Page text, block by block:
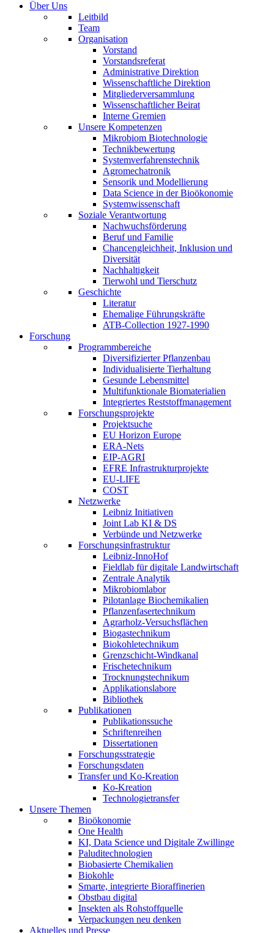
Über Uns
Leitbild
Team
Organisation
Vorstand
Vorstandsreferat
Administrative Direktion
Wissenschaftliche Direktion
Mitgliederversammlung
Wissenschaftlicher Beirat
Interne Gremien
Unsere Kompetenzen
Mikrobiom Biotechnologie
Technikbewertung
Systemverfahrenstechnik
Agromechatronik
Sensorik und Modellierung
Data Science in der Bioökonomie
Systemwissenschaft
Soziale Verantwortung
Nachwuchsförderung
Beruf und Familie
Chancengleichheit, Inklusion und
Diversität
Nachhaltigkeit
Tierwohl und Tierschutz
Geschichte
Literatur
Ehemalige Führungskräfte
ATB-Collection 1927-1990
Forschung
Programmbereiche
Diversifizierter Pflanzenbau
Individualisierte Tierhaltung
Gesunde Lebensmittel
Multifunktionale Biomaterialien
Integriertes Reststoffmanagement
Forschungsprojekte
Projektsuche
EU Horizon Europe
ERA-Nets
EIP-AGRI
EFRE Infrastrukturprojekte
EU-LIFE
COST
Netzwerke
Leibniz Initiativen
Joint Lab KI & DS
Verbünde und Netzwerke
Forschungsinfrastruktur
Leibniz-InnoHof
Fieldlab für digitale Landwirtschaft
Zentrale Analytik
Mikrobiomlabor
Pilotanlage Biochemikalien
Pflanzenfasertechnikum
Agrarholz-Versuchsflächen
Biogastechnikum
Biokohletechnikum
Grenzschicht-Windkanal
Frischetechnikum
Trocknungstechnikum
Applikationslabore
Bibliothek
Publikationen
Publikationssuche
Schriftenreihen
Dissertationen
Forschungsstrategie
Forschungsdaten
Transfer und Ko-Kreation
Ko-Kreation
Technologietransfer
Unsere Themen
Bioökonomie
One Health
KI, Data Science und Digitale Zwillinge
Paluditechnologien
Biobasierte Chemikalien
Biokohle
Smarte, integrierte Bioraffinerien
Obstbau digital
Insekten als Rohstoffquelle
Verpackungen neu denken
Aktuelles und Presse